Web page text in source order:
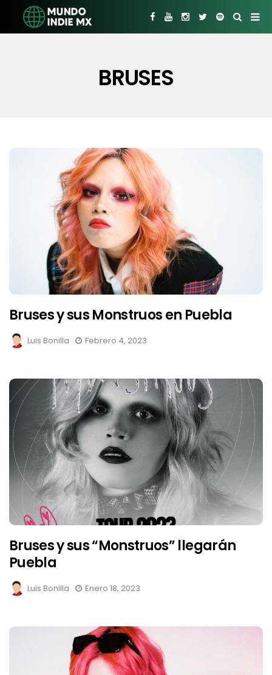
BRUSES
Bruses y sus Monstruos en Puebla
Luis Bonilla Febrero 4, 2023
Bruses y sus “Monstruos” llegarán
Puebla
Luis Bonilla Enero 18, 2023